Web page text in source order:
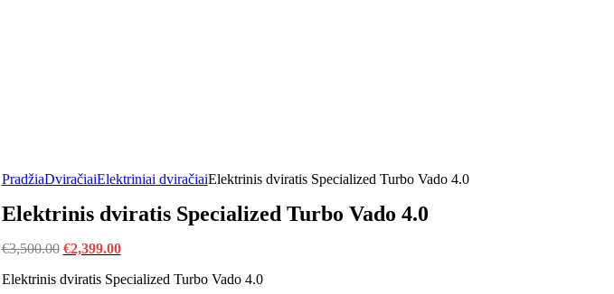
PradžiaDviračiaiElektriniai dviračiaiElektrinis dviratis Specialized Turbo Vado 4.0
Elektrinis dviratis Specialized Turbo Vado 4.0
€3,500.00 Original
was:
€2,399.00Current
is:
Elektrinis dviratis Specialized Turbo Vado 4.0